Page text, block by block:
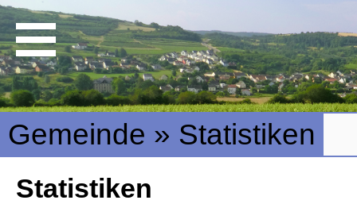
Gemeinde » Statistiken
Statistiken